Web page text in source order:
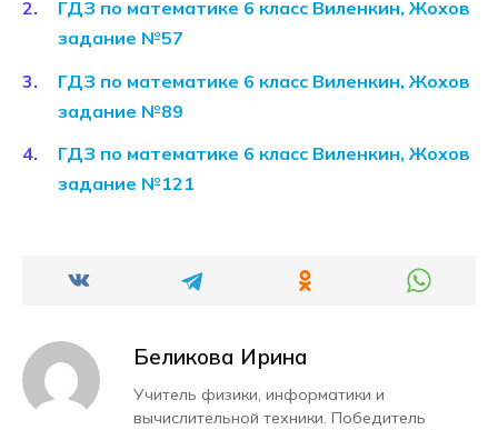
ГДЗ по математике 6 класс Виленкин, Жохов
задание №57
ГДЗ по математике 6 класс Виленкин, Жохов
задание №89
ГДЗ по математике 6 класс Виленкин, Жохов
задание №121
Беликова Ирина
Учитель физики, информатики и
вычислительной техники. Победитель